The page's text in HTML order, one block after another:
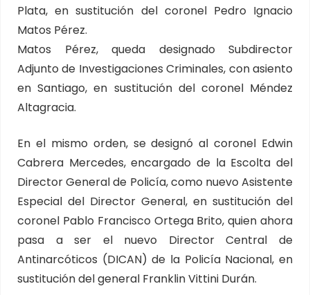
Plata, en sustitución del coronel Pedro Ignacio
Matos Pérez.
Matos Pérez, queda designado Subdirector
Adjunto de Investigaciones Criminales, con asiento
en Santiago, en sustitución del coronel Méndez
Altagracia.
En el mismo orden, se designó al coronel Edwin
Cabrera Mercedes, encargado de la Escolta del
Director General de Policía, como nuevo Asistente
Especial del Director General, en sustitución del
coronel Pablo Francisco Ortega Brito, quien ahora
pasa a ser el nuevo Director Central de
Antinarcóticos (DICAN) de la Policía Nacional, en
sustitución del general Franklin Vittini Durán.